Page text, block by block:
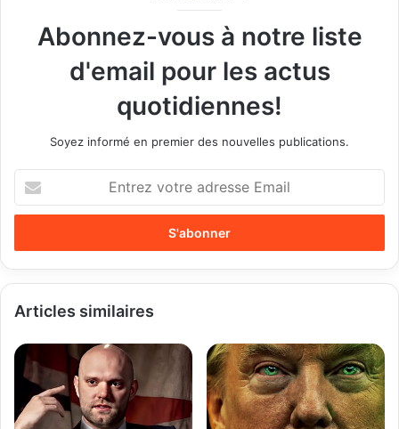
Abonnez-vous à notre liste
d'email pour les actus
quotidiennes!
Soyez informé en premier des nouvelles publications.
t
e
z
o
r
r
Articles similaires